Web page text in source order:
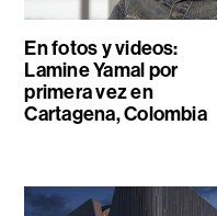
En fotos y videos:
Lamine Yamal por
primera vez en
Cartagena, Colombia